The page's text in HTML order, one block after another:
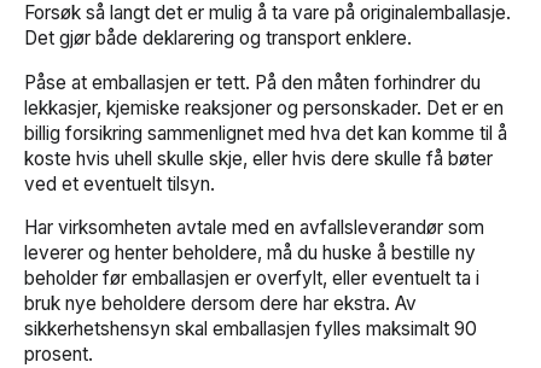
Forsøk så langt det er mulig å ta vare på originalemballasje.
Det gjør både deklarering og transport enklere.
Påse at emballasjen er tett. På den måten forhindrer du
lekkasjer, kjemiske reaksjoner og personskader. Det er en
billig forsikring sammenlignet med hva det kan komme til å
koste hvis uhell skulle skje, eller hvis dere skulle få bøter
ved et eventuelt tilsyn.
Har virksomheten avtale med en avfallsleverandør som
leverer og henter beholdere, må du huske å bestille ny
beholder før emballasjen er overfylt, eller eventuelt ta i
bruk nye beholdere dersom dere har ekstra. Av
sikkerhetshensyn skal emballasjen fylles maksimalt 90
prosent.